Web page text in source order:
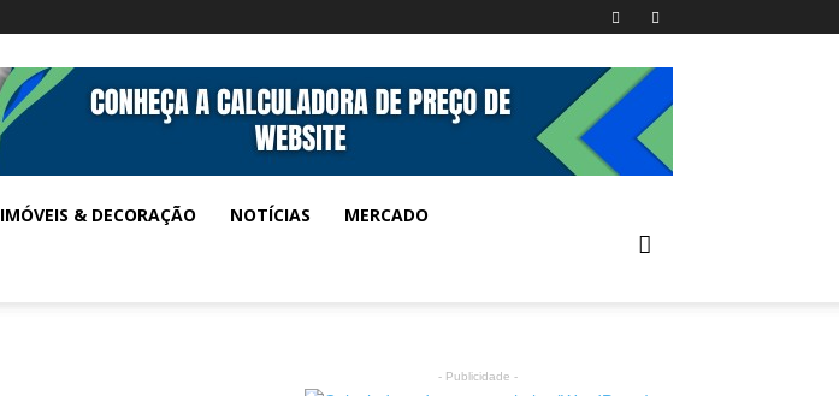
IMÓVEIS & DECORAÇÃO NOTÍCIAS MERCADO
- Publicidade -